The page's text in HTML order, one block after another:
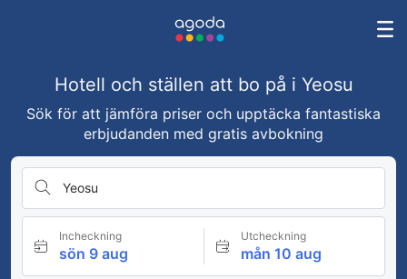
Hotell och ställen att bo på i Yeosu
Sök för att jämföra priser och upptäcka fantastiska
erbjudanden med gratis avbokning
Yeosu
Incheckning
sön 9 aug
Utcheckning
mån 10 aug